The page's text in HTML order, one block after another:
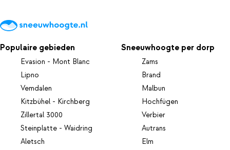
Populaire gebieden
Evasion - Mont Blanc
Lipno
Vemdalen
Kitzbühel - Kirchberg
Zillertal 3000
Steinplatte - Waidring
Aletsch
Sneeuwhoogte per dorp
Zams
Brand
Malbun
Hochfügen
Verbier
Autrans
Elm